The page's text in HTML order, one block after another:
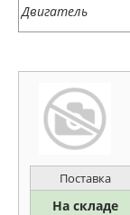
Двигатель
Поставка
На складе